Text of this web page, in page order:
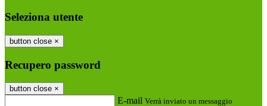
Seleziona utente
button close ×
Recupero password
button close ×
E-mail Verrà inviato un messaggio